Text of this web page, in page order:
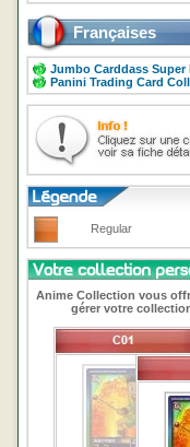
Françaises
Jumbo Carddass Super
Panini Trading Card
Regular
Anime Collection vous
gérer votre